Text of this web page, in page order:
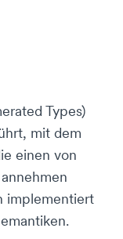
Types)
mit dem
einen von
implementiert